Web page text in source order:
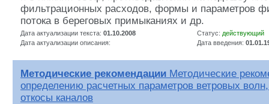
фильтрационных расходов, формы и параметров
потока в береговых примыканиях и др.
Дата актуализации текста: 01.10.2008 Статус: действующий
Дата актуализации описания:
Дата введения:
Методические рекомендации Методические
определению расчетных параметров ветровых
откосы каналов